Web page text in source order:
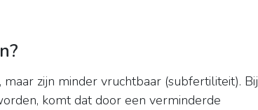
, maar zijn minder vruchtbaar (subfertiliteit). Bij
komt dat door een verminderde